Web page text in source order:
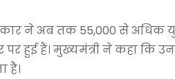
ने अब तक 55,000 से अधिक
पर हुई हैं। मुख्यमंत्री ने कहा
है।